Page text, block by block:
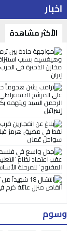
اخبار
الأكثر مشاهدة
وسوم